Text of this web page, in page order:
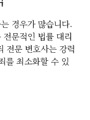
경우가 많습니다.
문적인 법률 대리
전문 변호사는 강력
를 최소화할 수 있